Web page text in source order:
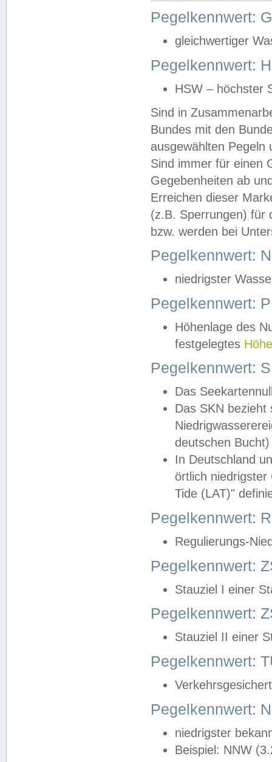
Pegelkennwert:
gleichwertiger
Pegelkennwert:
HSW – höchster
Sind in
Bundes mit den
ausgewählten
Sind immer für einen
Gegebenheiten ab
Erreichen dieser
(z.B. Sperrungen) für
bzw. werden bei
Pegelkennwert:
niedrigster
Pegelkennwert:
Höhenlage des
festgelegtes
Pegelkennwert:
Das
Das SKN
deutschen
In Deutschland
örtlich
Tide (LAT)"
Pegelkennwert:
Regulierungs-
Pegelkennwert:
Stauziel I einer
Pegelkennwert:
Stauziel II einer
Pegelkennwert:
Pegelkennwert:
niedrigster
Beispiel: NNW